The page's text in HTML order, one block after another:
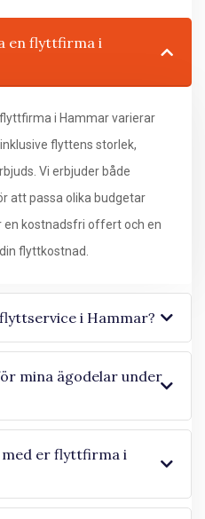
en flyttfirma i
i Hammar varierar
flyttens storlek,
Vi erbjuder både
att passa olika budgetar
en kostnadsfri offert och en
flyttkostnad.
i Hammar?
mina ägodelar under
er flyttfirma i